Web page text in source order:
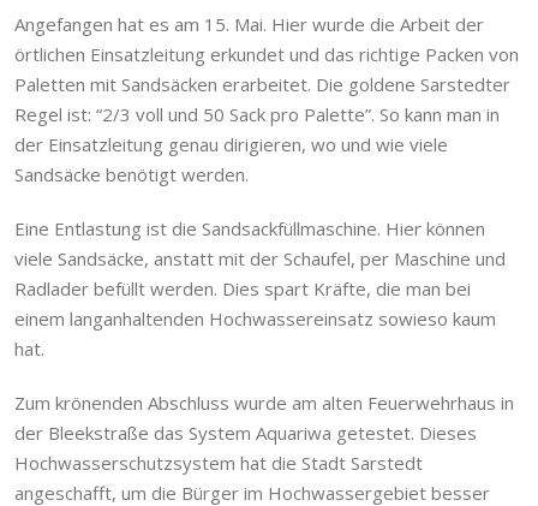
Angefangen hat es am 15. Mai. Hier wurde die Arbeit der
örtlichen Einsatzleitung erkundet und das richtige Packen von
Paletten mit Sandsäcken erarbeitet. Die goldene Sarstedter
Regel ist: “2/3 voll und 50 Sack pro Palette”. So kann man in
der Einsatzleitung genau dirigieren, wo und wie viele
Sandsäcke benötigt werden.
Eine Entlastung ist die Sandsackfüllmaschine. Hier können
viele Sandsäcke, anstatt mit der Schaufel, per Maschine und
Radlader befüllt werden. Dies spart Kräfte, die man bei
einem langanhaltenden Hochwassereinsatz sowieso kaum
hat.
Zum krönenden Abschluss wurde am alten Feuerwehrhaus in
der Bleekstraße das System Aquariwa getestet. Dieses
Hochwasserschutzsystem hat die Stadt Sarstedt
angeschafft, um die Bürger im Hochwassergebiet besser